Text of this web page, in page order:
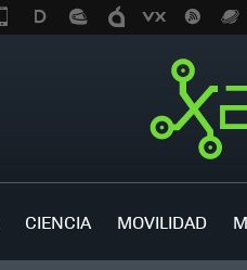
CIENCIA MOVILIDAD